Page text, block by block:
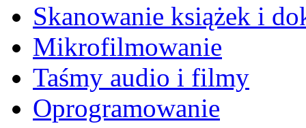
Skanowanie książek i
Mikrofilmowanie
Taśmy audio i filmy
Oprogramowanie